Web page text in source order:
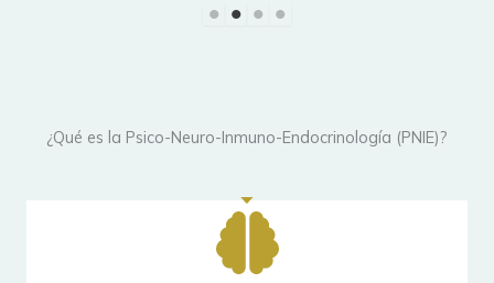
¿Qué es la Psico-Neuro-Inmuno-Endocrinología (PNIE)?